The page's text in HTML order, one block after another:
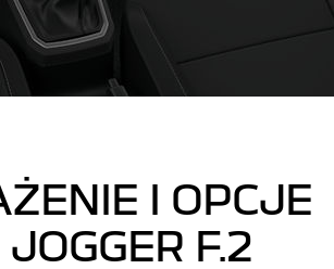
I OPCJE
F.2